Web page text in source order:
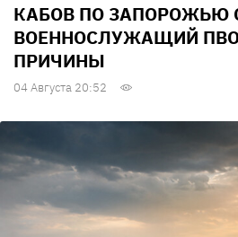
КАБОВ ПО ЗАПОРОЖЬЮ
ВОЕННОСЛУЖАЩИЙ
ПРИЧИНЫ
04 Августа 20:52